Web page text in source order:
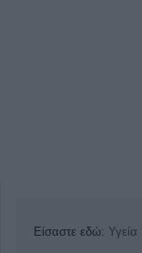
Είσαστε εδώ: Υγεία